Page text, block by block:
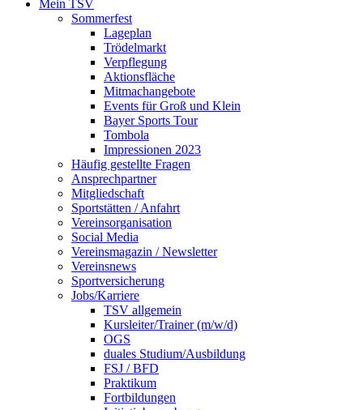
Mein TSV
Sommerfest
Lageplan
Trödelmarkt
Verpflegung
Aktionsfläche
Mitmachangebote
Events für Groß und Klein
Bayer Sports Tour
Tombola
Impressionen 2023
Häufig gestellte Fragen
Ansprechpartner
Mitgliedschaft
Sportstätten / Anfahrt
Vereinsorganisation
Social Media
Vereinsmagazin / Newsletter
Vereinsnews
Sportversicherung
Jobs/Karriere
TSV allgemein
Kursleiter/Trainer (m/w/d)
OGS
duales Studium/Ausbildung
FSJ / BFD
Praktikum
Fortbildungen